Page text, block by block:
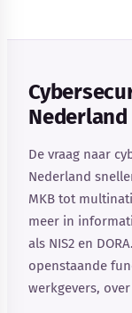
Nederland
De vraag naar
Nederland
MKB tot
meer in
als NIS2 en
openstaande
werkgevers,